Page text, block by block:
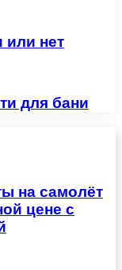
или нет
для бани
на самолёт
цене с